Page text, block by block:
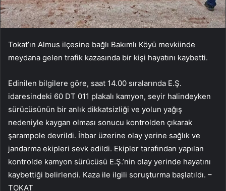
Tokat’ın Almus ilçesine bağlı Bakımlı Köyü mevkiinde
meydana gelen trafik kazasında bir kişi hayatını kaybetti.
Edinilen bilgilere göre, saat 14.00 sıralarında E.Ş.
idaresindeki 60 DT 011 plakalı kamyon, seyir halindeyken
sürücüsünün bir anlık dikkatsizliği ve yolun yağış
nedeniyle kaygan olması sonucu kontrolden çıkarak
şarampole devrildi. İhbar üzerine olay yerine sağlık ve
jandarma ekipleri sevk edildi. Ekipler tarafından yapılan
kontrolde kamyon sürücüsü E.Ş.’nin olay yerinde hayatını
kaybettiği belirlendi. Kaza ile ilgili soruşturma başlatıldı. –
TOKAT